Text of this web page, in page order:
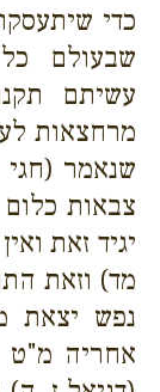
כדי
שבעולם
עשיתם
מרחצאות
שנאמר
צבאות
יגיד זאת
מד) וזאת
נפש יצאת
אחריה מ"ט